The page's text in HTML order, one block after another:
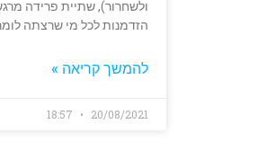
ולשחרור), שתיית פרידה
הזדמנות לכל מי שרצתה
להמשך קריאה »
20/08/2021